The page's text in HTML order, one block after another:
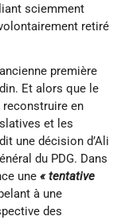
sciemment
retiré
première
Et alors que le
en
et les
une décision d’Ali
du PDG. Dans
une « tentative
à une
des